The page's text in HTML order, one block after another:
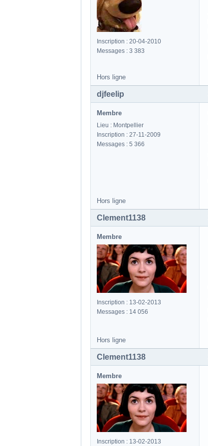
Inscription : 20-04-2010
Messages : 3 383
Hors ligne
djfeelip
Membre
Lieu : Montpellier
Inscription : 27-11-2009
Messages : 5 366
Hors ligne
Clement1138
Membre
Inscription : 13-02-2013
Messages : 14 056
Hors ligne
Clement1138
Membre
Inscription : 13-02-2013